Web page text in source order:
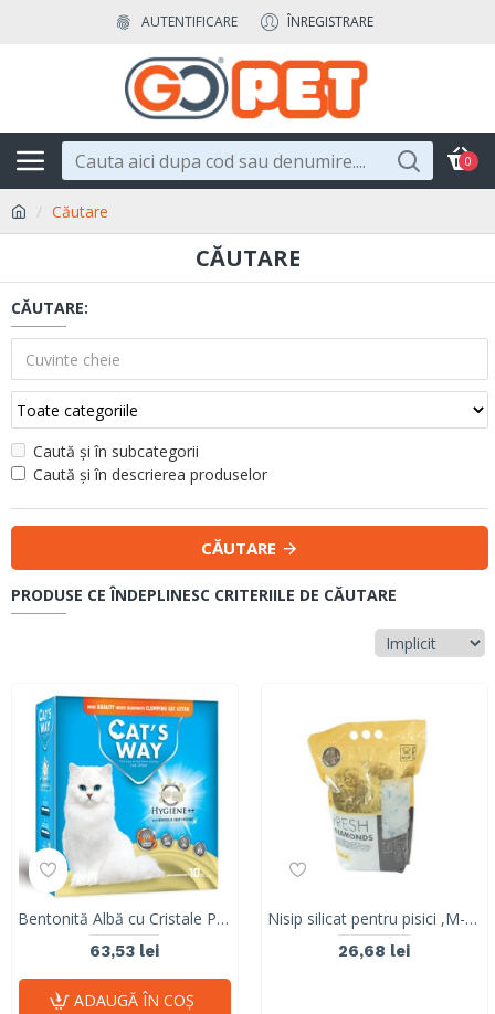
AUTENTIFICARE ÎNREGISTRARE
0
Căutare
CĂUTARE
CĂUTARE:
Caută și în subcategorii
Caută și în descrierea produselor
CĂUTARE
PRODUSE CE ÎNDEPLINESC CRITERIILE DE CĂUTARE
Bentonită Albă cu Cristale Parfumate CAT’S WAY
63,53 lei
ADAUGĂ ÎN COŞ
Nisip silicat pentru pisici ,M-PETS, FRESH DIAMONDS SILICAT, NATURAL, 5L
26,68 lei